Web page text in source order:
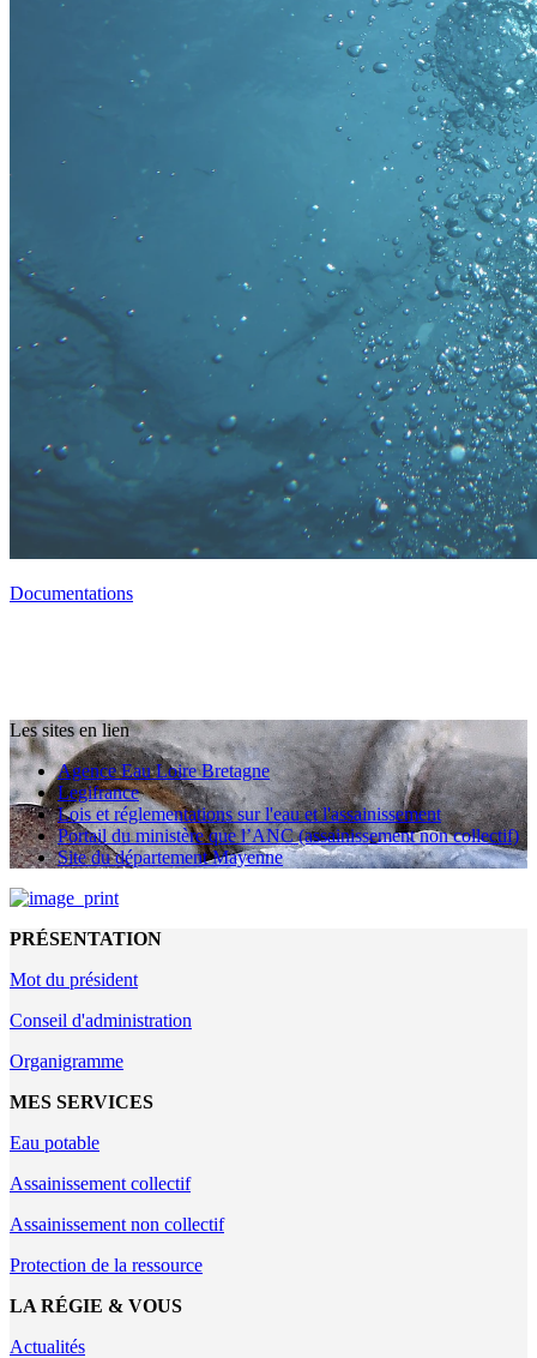
Documentations
Les sites en lien
Agence Eau Loire Bretagne
Legifrance
Lois et réglementations sur l'eau et l'assainissement
Portail du ministère que l’ANC (assainissement non collectif)
Site du département Mayenne
PRÉSENTATION
Mot du président
Conseil d'administration
Organigramme
MES SERVICES
Eau potable
Assainissement collectif
Assainissement non collectif
Protection de la ressource
LA RÉGIE & VOUS
Actualités